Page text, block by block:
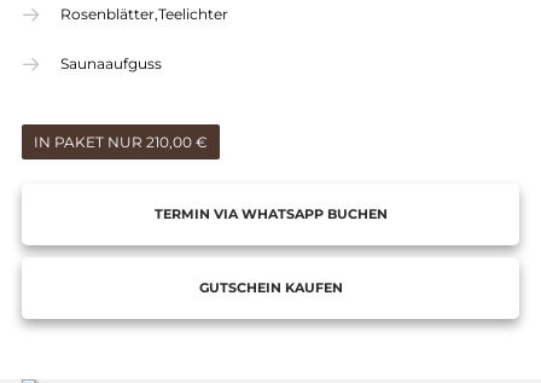
Rosenblätter,Teelichter
Saunaaufguss
IN PAKET NUR 210,00 €
TERMIN VIA WHATSAPP BUCHEN
GUTSCHEIN KAUFEN